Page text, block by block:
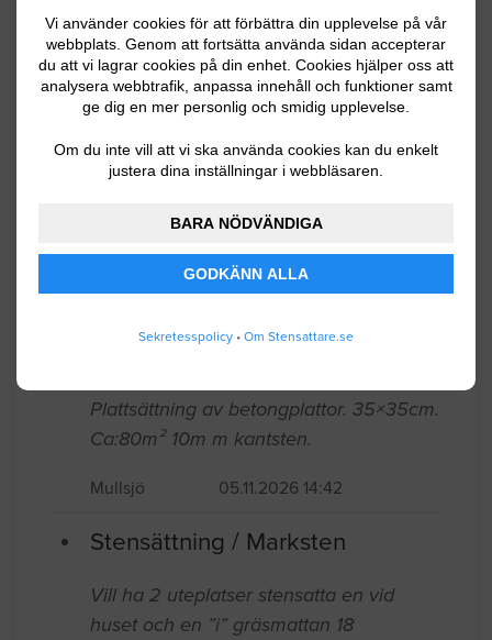
Vi använder cookies för att förbättra din upplevelse på vår
webbplats. Genom att fortsätta använda sidan accepterar
du att vi lagrar cookies på din enhet. Cookies hjälper oss att
analysera webbtrafik, anpassa innehåll och funktioner samt
ge dig en mer personlig och smidig upplevelse.
Om du inte vill att vi ska använda cookies kan du enkelt
justera dina inställningar i webbläsaren.
BARA NÖDVÄNDIGA
GODKÄNN ALLA
Sekretesspolicy • Om Stensattare.se
storlek.
Mullsjö 05.20.2026 15:11
Stensättning / Marksten
garagetuppfart. 20 st plattor, 50x50cm
plattor, varav 4 behöver kapas.
Plattsättning av betongplattor. 35×35cm.
Ca:80m² 10m m kantsten.
Mullsjö 05.11.2026 14:42
Stensättning / Marksten
Vill ha 2 uteplatser stensatta en vid
huset och en ”i” gräsmattan 18